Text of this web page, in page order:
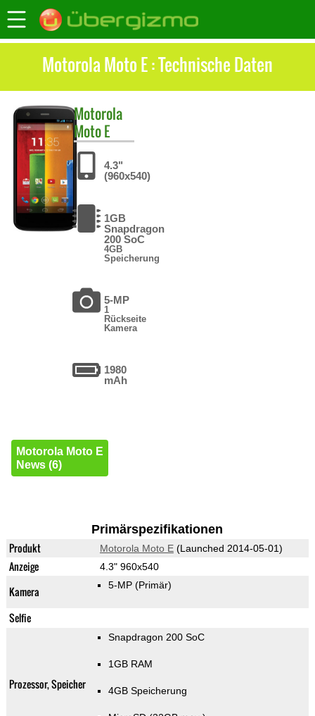
Motorola Moto E : Technische Daten
Motorola
Moto E
4.3"
(960x540)
1GB
Snapdragon
200 SoC
4GB
Speicherung
5-MP
1
Rückseite
Kamera
1980
mAh
Motorola Moto E
News (6)
Primärspezifikationen
Produkt Motorola Moto E(Launched 2014-05-01)
Anzeige 4.3" 960x540
Kamera 5-MP (Primär)
Selfie
Prozessor, Speicher
Snapdragon 200 SoC
1GB RAM
4GB Speicherung